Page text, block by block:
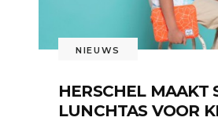
NIEUWS
HERSCHEL MAAKT
LUNCHTAS VOOR